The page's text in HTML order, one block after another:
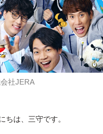
社JERA
ちは、三守です。